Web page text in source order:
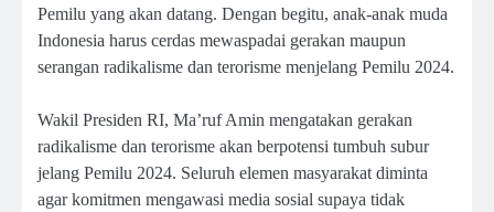
Pemilu yang akan datang. Dengan begitu, anak-anak muda
Indonesia harus cerdas mewaspadai gerakan maupun
serangan radikalisme dan terorisme menjelang Pemilu 2024.
Wakil Presiden RI, Ma’ruf Amin mengatakan gerakan
radikalisme dan terorisme akan berpotensi tumbuh subur
jelang Pemilu 2024. Seluruh elemen masyarakat diminta
agar komitmen mengawasi media sosial supaya tidak